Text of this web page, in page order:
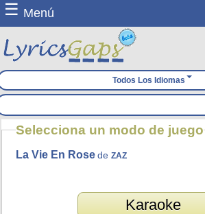
☰ Menú
Todos Los Idiomas
Selecciona un modo de juego
La Vie En Rose deZAZ
Karaoke